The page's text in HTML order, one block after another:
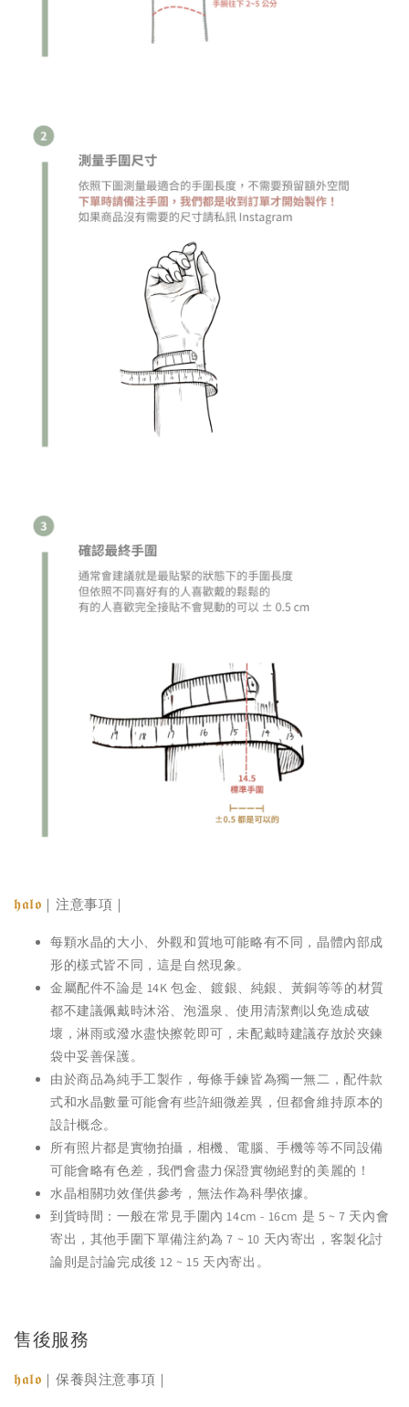
𝖍𝖆𝖑𝖔 ｜注意事項｜
每顆水晶的大小、外觀和質地可能略有不同，晶體內部成
形的樣式皆不同，這是自然現象。
金屬配件不論是 14K 包金、鍍銀、純銀、黃銅等等的材質
都不建議佩戴時沐浴、泡溫泉、使用清潔劑以免造成破
壞，淋雨或潑水盡快擦乾即可，未配戴時建議存放於夾鍊
袋中妥善保護。
由於商品為純手工製作，每條手鍊皆為獨一無二，配件款
式和水晶數量可能會有些許細微差異，但都會維持原本的
設計概念。
所有照片都是實物拍攝，相機、電腦、手機等等不同設備
可能會略有色差，我們會盡力保證實物絕對的美麗的！
水晶相關功效僅供參考，無法作為科學依據。
到貨時間：一般在常見手圍內 14cm - 16cm 是 5 ~ 7 天內會
寄出，其他手圍下單備注約為 7 ~ 10 天內寄出，客製化討
論則是討論完成後 12 ~ 15 天內寄出。
售後服務
𝖍𝖆𝖑𝖔 ｜保養與注意事項｜